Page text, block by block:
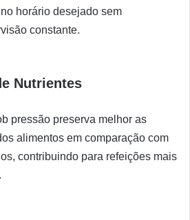
horário desejado sem
constante.
Nutrientes
pressão preserva melhor as
alimentos em comparação com
contribuindo para refeições mais